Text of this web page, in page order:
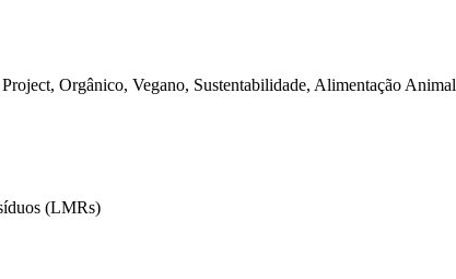
Orgânico, Vegano, Sustentabilidade, Alimentação Animal
(LMRs)